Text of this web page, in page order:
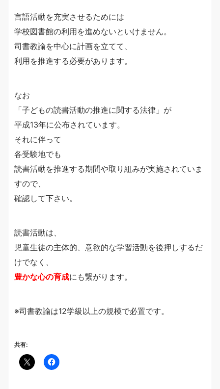
言語活動を充実させるためには
学校図書館の利用を進めないといけません。
司書教諭を中心に計画を立てて、
利用を推進する必要があります。
なお
「子どもの読書活動の推進に関する法律」が
平成13年に公布されています。
それに伴って
各受験地でも
読書活動を推進する期間や取り組みが実施されていま
すので、
確認して下さい。
読書活動は、
児童生徒の主体的、意欲的な学習活動を後押しするだ
けでなく、
豊かな心の育成にも繋がります。
※司書教諭は12学級以上の規模で必置です。
共有: